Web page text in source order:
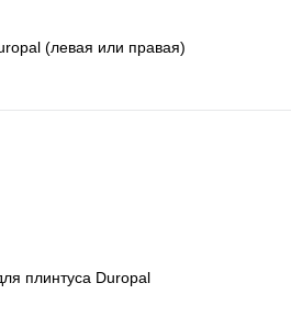
(левая или правая)
плинтуса Duropal